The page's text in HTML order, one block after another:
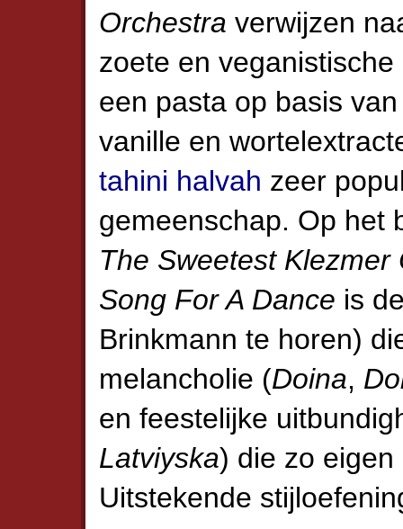
Orchestra verwijzen
zoete en
een pasta op basis
vanille en
tahini halvah zeer
gemeenschap. Op het
The Sweetest Klezmer
Song For A Dance is
Brinkmann te horen)
melancholie (Doina,
en feestelijke
Latviyska) die zo
Uitstekende